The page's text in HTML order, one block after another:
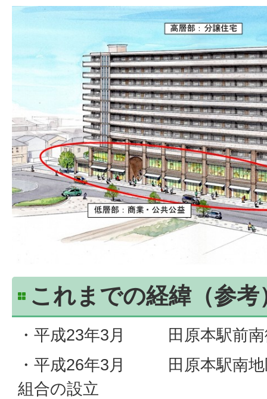
これまでの経緯（参考
・平成23年3月 田原本駅前南
・平成26年3月 田原本駅南地
組合の設立